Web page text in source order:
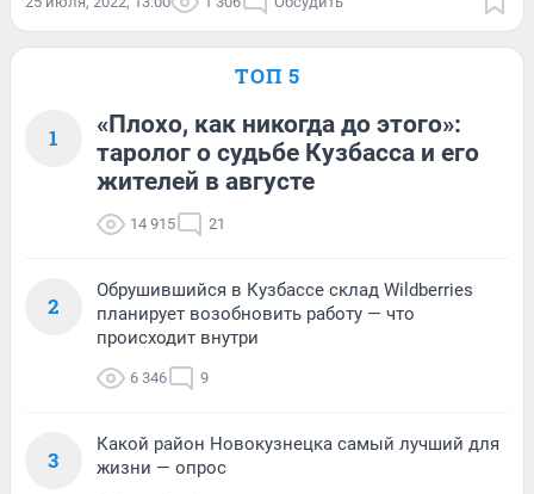
ТОП 5
1
«Плохо, как никогда до этого»:
таролог о судьбе Кузбасса и его
жителей в августе
14 915 21
2
Обрушившийся в Кузбассе склад Wildberries
планирует возобновить работу — что
происходит внутри
6 346 9
3
Какой район Новокузнецка самый лучший для
жизни — опрос